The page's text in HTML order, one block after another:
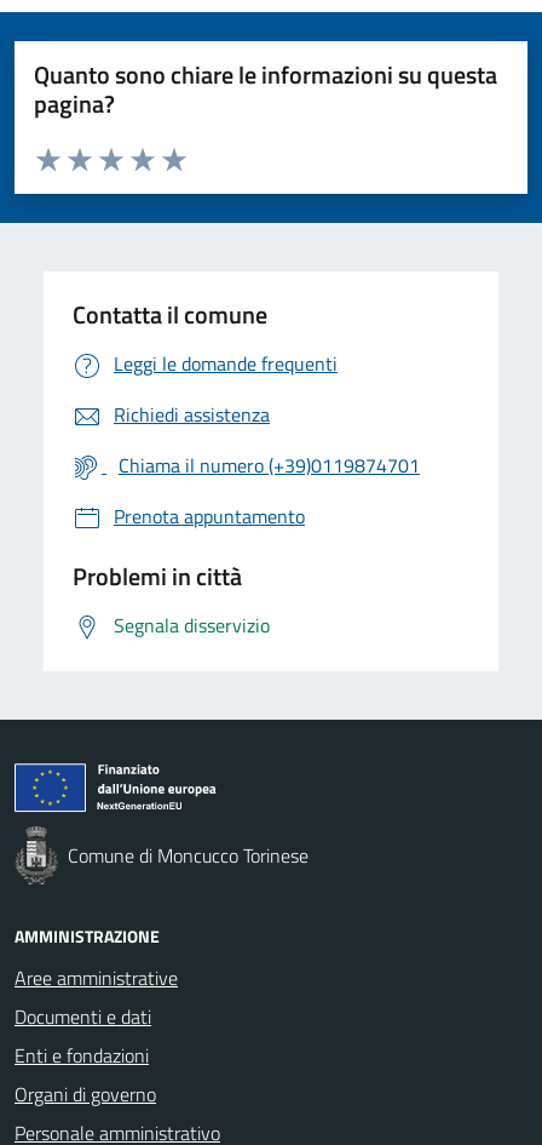
Quanto sono chiare le informazioni su questa
pagina?
Valuta da 1 a 5 stelle la pagina
Valuta 5 stelle su 5
Valuta 4 stelle su 5
Valuta 3 stelle su 5
Valuta 2 stelle su 5
Valuta 1 stelle su 5
Contatta il comune
Leggi le domande frequenti
Richiedi assistenza
Chiama il numero (+39)0119874701
Prenota appuntamento
Problemi in città
Segnala disservizio
Comune di Moncucco Torinese
AMMINISTRAZIONE
Aree amministrative
Documenti e dati
Enti e fondazioni
Organi di governo
Personale amministrativo